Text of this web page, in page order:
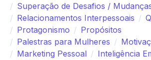
Superação de Desafios /
Relacionamentos Interpessoais
Protagonismo
Propósitos
Palestras para Mulheres
Marketing Pessoal
Inteligência